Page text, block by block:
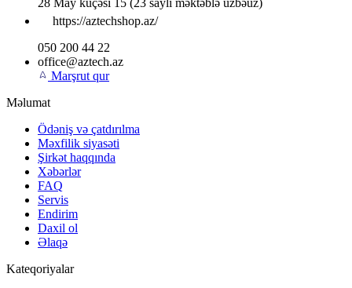
28 May küçəsi 15 (23 saylı məktəblə üzbəüz)
https://aztechshop.az/
050 200 44 22
office@aztech.az
Marşrut qur
Məlumat
Ödəniş və çatdırılma
Məxfilik siyasəti
Şirkət haqqında
Xəbərlər
FAQ
Servis
Endirim
Daxil ol
Əlaqə
Kateqoriyalar